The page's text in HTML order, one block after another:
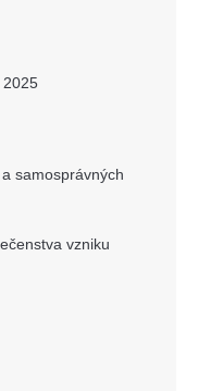
2025
samosprávných
vzniku